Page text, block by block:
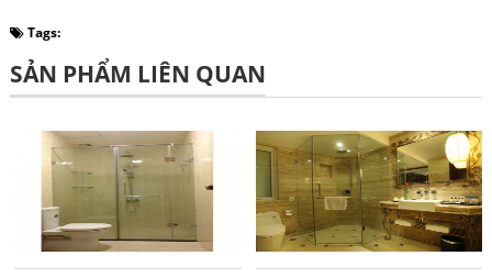
Tags:
SẢN PHẨM LIÊN QUAN